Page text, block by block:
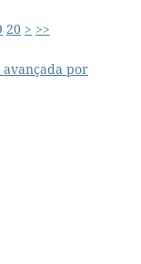
20 > >>
por